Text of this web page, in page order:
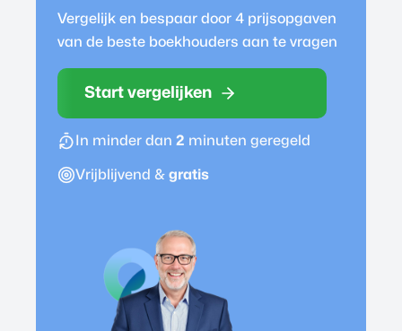
Vergelijk en bespaar door 4 prijsopgaven
van de beste boekhouders aan te vragen
Start vergelijken
In minder dan 2 minuten geregeld
Vrijblijvend & gratis